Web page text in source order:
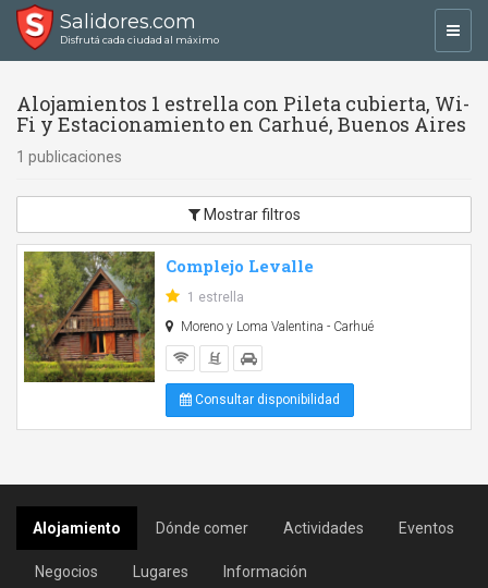
Salidores.com
Disfrutá cada ciudad al máximo
Alojamientos 1 estrella con Pileta cubierta, Wi-
Fi y Estacionamiento en Carhué, Buenos Aires
1 publicaciones
Mostrar filtros
Complejo Levalle
1 estrella
Moreno y Loma Valentina - Carhué
Consultar disponibilidad
Alojamiento Dónde comer Actividades Eventos
Negocios Lugares Información